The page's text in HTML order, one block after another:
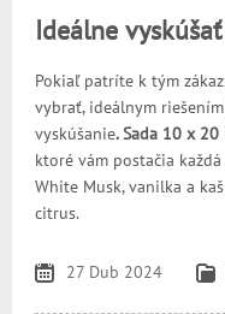
Ideálne vyskúšať
Pokiaľ patríte k tým
vybrať, ideálnym
vyskúšanie. Sada 10 x
ktoré vám postačia
White Musk, vanilka a
citrus.
27 Dub 2024